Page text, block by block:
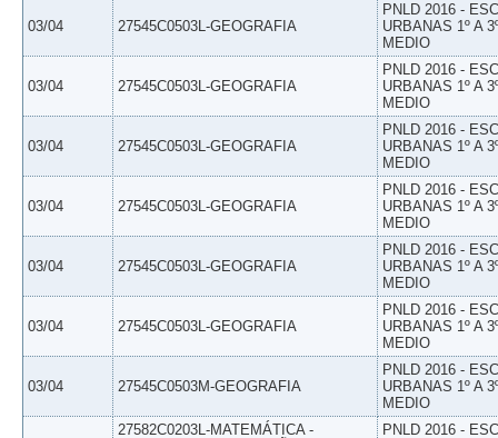
03/04 27545C0503L-GEOGRAFIA
PNLD 2016 -
URBANAS 1º A
MEDIO
03/04 27545C0503L-GEOGRAFIA
PNLD 2016 -
URBANAS 1º A
MEDIO
03/04 27545C0503L-GEOGRAFIA
PNLD 2016 -
URBANAS 1º A
MEDIO
03/04 27545C0503L-GEOGRAFIA
PNLD 2016 -
URBANAS 1º A
MEDIO
03/04 27545C0503L-GEOGRAFIA
PNLD 2016 -
URBANAS 1º A
MEDIO
03/04 27545C0503L-GEOGRAFIA
PNLD 2016 -
URBANAS 1º A
MEDIO
03/04 27545C0503M-GEOGRAFIA
PNLD 2016 -
URBANAS 1º A
MEDIO
27582C0203L-MATEMÁTICA -
PNLD 2016 -